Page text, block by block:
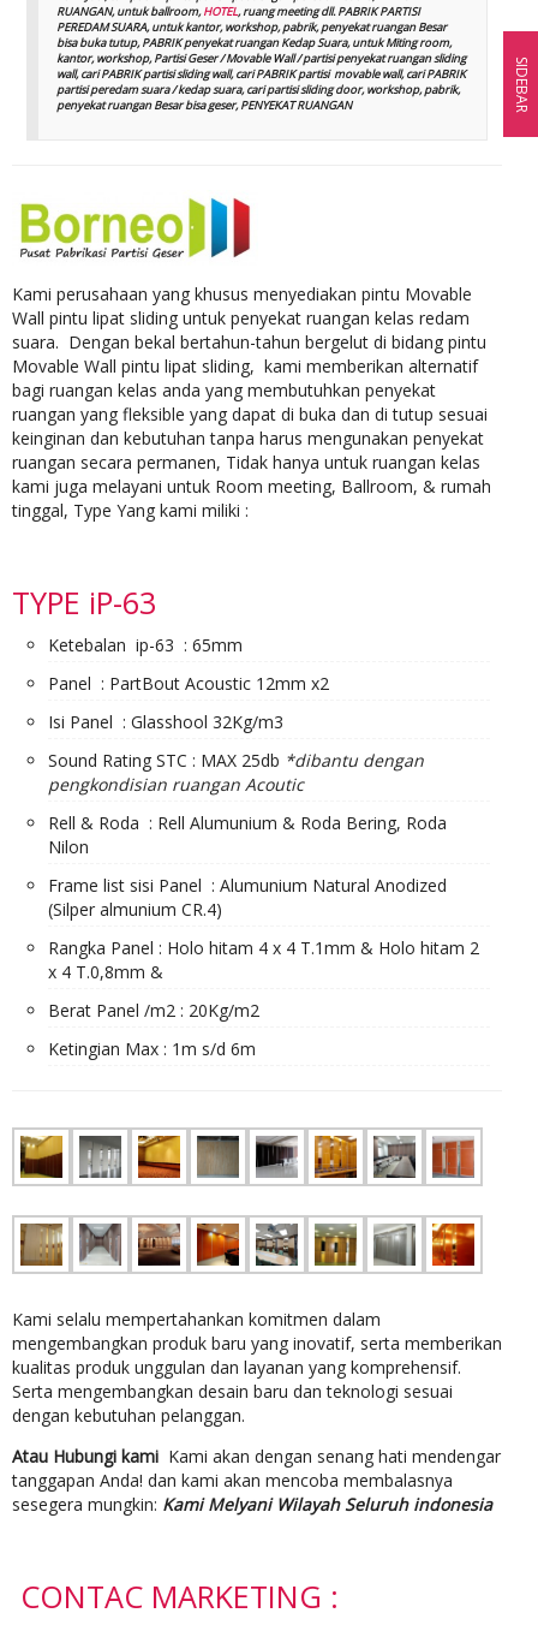
RUANGAN, untuk ballroom,HOTEL, ruang meeting dll. PABRIK PARTISI
PEREDAM SUARA, untuk kantor, workshop, pabrik, penyekat ruangan Besar
bisa buka tutup, PABRIK penyekat ruangan Kedap Suara, untuk Miting room,
kantor, workshop, Partisi Geser / Movable Wall / partisi penyekat ruangan sliding
wall, cari PABRIK partisi sliding wall, cari PABRIK partisi movable wall, cari PABRIK
partisi peredam suara / kedap suara, cari partisi sliding door, workshop, pabrik,
penyekat ruangan Besar bisa geser, PENYEKAT RUANGAN
Kami perusahaan yang khusus menyediakan pintu Movable
Wall pintu lipat sliding untuk penyekat ruangan kelas redam
suara. Dengan bekal bertahun-tahun bergelut di bidang pintu
Movable Wall pintu lipat sliding, kami memberikan alternatif
bagi ruangan kelas anda yang membutuhkan penyekat
ruangan yang fleksible yang dapat di buka dan di tutup sesuai
keinginan dan kebutuhan tanpa harus mengunakan penyekat
ruangan secara permanen, Tidak hanya untuk ruangan kelas
kami juga melayani untuk Room meeting, Ballroom, & rumah
tinggal, Type Yang kami miliki :
TYPE iP-63
Ketebalan ip-63 : 65mm
Panel : PartBout Acoustic 12mm x2
Isi Panel : Glasshool 32Kg/m3
Sound Rating STC : MAX 25db *dibantu dengan
pengkondisian ruangan Acoutic
Rell & Roda : Rell Alumunium & Roda Bering, Roda
Nilon
Frame list sisi Panel : Alumunium Natural Anodized
(Silper almunium CR.4)
Rangka Panel : Holo hitam 4 x 4 T.1mm & Holo hitam 2
x 4 T.0,8mm &
Berat Panel /m2 : 20Kg/m2
Ketingian Max : 1m s/d 6m
Kami selalu mempertahankan komitmen dalam
mengembangkan produk baru yang inovatif, serta memberikan
kualitas produk unggulan dan layanan yang komprehensif.
Serta mengembangkan desain baru dan teknologi sesuai
dengan kebutuhan pelanggan.
Atau Hubungi kami Kami akan dengan senang hati mendengar
tanggapan Anda! dan kami akan mencoba membalasnya
sesegera mungkin: Kami Melyani Wilayah Seluruh indonesia
CONTAC MARKETING :
SIDEBAR